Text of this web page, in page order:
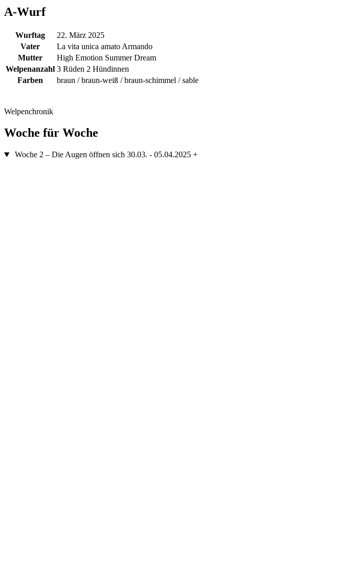
A-Wurf
Wurftag
22. März 2025
Vater
La vita unica amato Armando
Mutter
High Emotion Summer Dream
Welpenanzahl 3 Rüden 2 Hündinnen
Farben
braun / braun-weiß / braun-schimmel / sable
Welpenchronik
Woche für Woche
Woche 2 – Die Augen öffnen sich 30.03. - 05.04.2025 +